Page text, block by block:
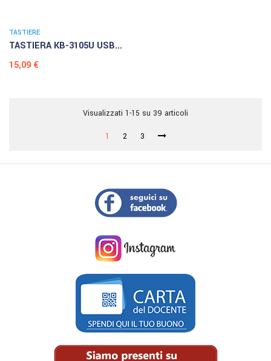
TASTIERE
TASTIERA KB-3105U USB...
Prezzo
15,09 €
Visualizzati 1-15 su 39 articoli
1 2 3